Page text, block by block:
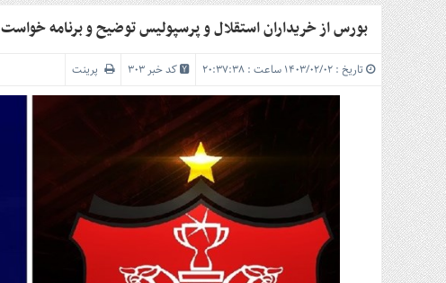
سرویس
ها
خانه
بازار
سرمایه
و
بورس
مسکن
و
شهری
نفت،
گاز
و
پتروشیمی
بورس از خریداران استقلال و پرسپولیس توضیح و برنامه خواست
تاریخ : ۱۴۰۳/۰۲/۰۲ ساعت : ۲۰:۳۷:۳۸ کد خبر 303 پرینت